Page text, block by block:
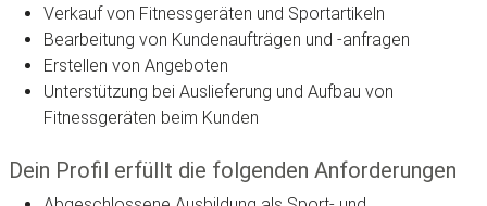
Verkauf von Fitnessgeräten und Sportartikeln
Bearbeitung von Kundenaufträgen und -anfragen
Erstellen von Angeboten
Unterstützung bei Auslieferung und Aufbau von
Fitnessgeräten beim Kunden
Dein Profil erfüllt die folgenden Anforderungen